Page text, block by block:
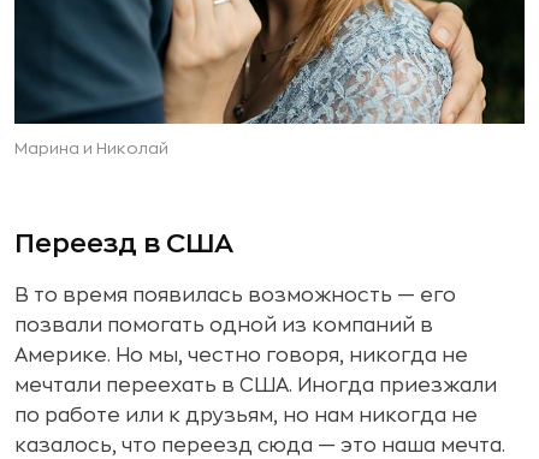
Марина и Николай
Переезд в США
В то время появилась возможность — его
позвали помогать одной из компаний в
Америке. Но мы, честно говоря, никогда не
мечтали переехать в США. Иногда приезжали
по работе или к друзьям, но нам никогда не
казалось, что переезд сюда — это наша мечта.